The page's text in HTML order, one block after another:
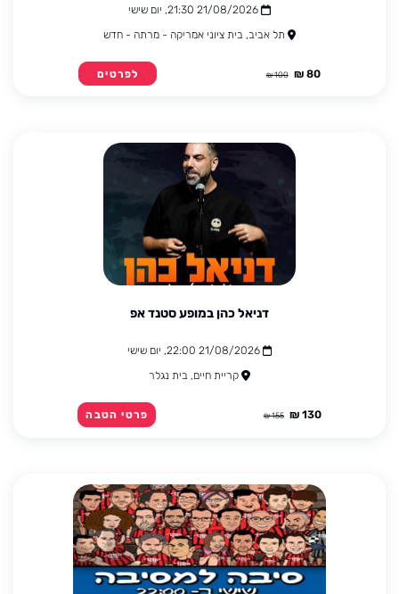
21/08/2026 21:30, יום שישי
תל אביב, בית ציוני אמריקה - מרתה - חדש
80 ₪
100 ₪ לפרטים
דניאל כהן במופע סטנד אפ
21/08/2026 22:00, יום שישי
קריית חיים, בית נגלר
130 ₪
155 ₪ פרטי הטבה